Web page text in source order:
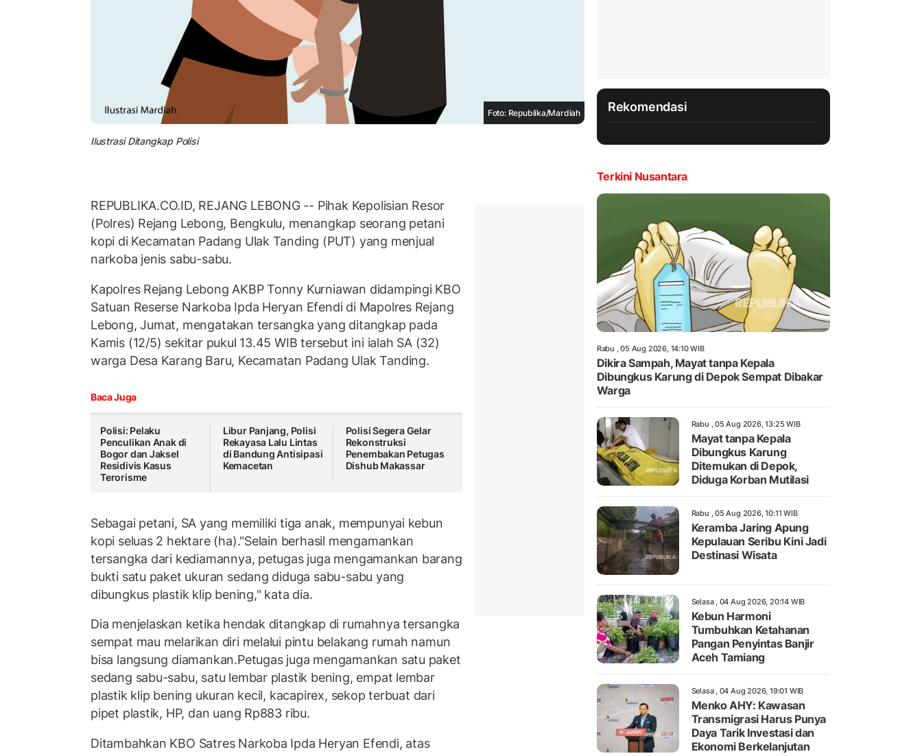
Foto: Republika/Mardiah
Ilustrasi Ditangkap Polisi
REPUBLIKA.CO.ID, REJANG LEBONG -- Pihak Kepolisian Resor
(Polres) Rejang Lebong, Bengkulu, menangkap seorang petani
kopi di Kecamatan Padang Ulak Tanding (PUT) yang menjual
narkoba jenis sabu-sabu.
Kapolres Rejang Lebong AKBP Tonny Kurniawan didampingi KBO
Satuan Reserse Narkoba Ipda Heryan Efendi di Mapolres Rejang
Lebong, Jumat, mengatakan tersangka yang ditangkap pada
Kamis (12/5) sekitar pukul 13.45 WIB tersebut ini ialah SA (32)
warga Desa Karang Baru, Kecamatan Padang Ulak Tanding.
Baca Juga
Polisi: Pelaku
Penculikan Anak di
Bogor dan Jaksel
Residivis Kasus
Terorisme
Libur Panjang, Polisi
Rekayasa Lalu Lintas
di Bandung Antisipasi
Kemacetan
Polisi Segera Gelar
Rekonstruksi
Penembakan Petugas
Dishub Makassar
Sebagai petani, SA yang memiliki tiga anak, mempunyai kebun
kopi seluas 2 hektare (ha)."Selain berhasil mengamankan
tersangka dari kediamannya, petugas juga mengamankan barang
bukti satu paket ukuran sedang diduga sabu-sabu yang
dibungkus plastik klip bening," kata dia.
Dia menjelaskan ketika hendak ditangkap di rumahnya tersangka
sempat mau melarikan diri melalui pintu belakang rumah namun
bisa langsung diamankan.Petugas juga mengamankan satu paket
sedang sabu-sabu, satu lembar plastik bening, empat lembar
plastik klip bening ukuran kecil, kacapirex, sekop terbuat dari
pipet plastik, HP, dan uang Rp883 ribu.
Ditambahkan KBO Satres Narkoba Ipda Heryan Efendi, atas
Rekomendasi
Terkini Nusantara
Rabu , 05 Aug 2026, 14:10 WIB
Dikira Sampah, Mayat tanpa Kepala
Dibungkus Karung di Depok Sempat Dibakar
Warga
Rabu , 05 Aug 2026, 13:25 WIB
Mayat tanpa Kepala
Dibungkus Karung
Ditemukan di Depok,
Diduga Korban Mutilasi
Rabu , 05 Aug 2026, 10:11 WIB
Keramba Jaring Apung
Kepulauan Seribu Kini Jadi
Destinasi Wisata
Selasa , 04 Aug 2026, 20:14 WIB
Kebun Harmoni
Tumbuhkan Ketahanan
Pangan Penyintas Banjir
Aceh Tamiang
Selasa , 04 Aug 2026, 19:01 WIB
Menko AHY: Kawasan
Transmigrasi Harus Punya
Daya Tarik Investasi dan
Ekonomi Berkelanjutan